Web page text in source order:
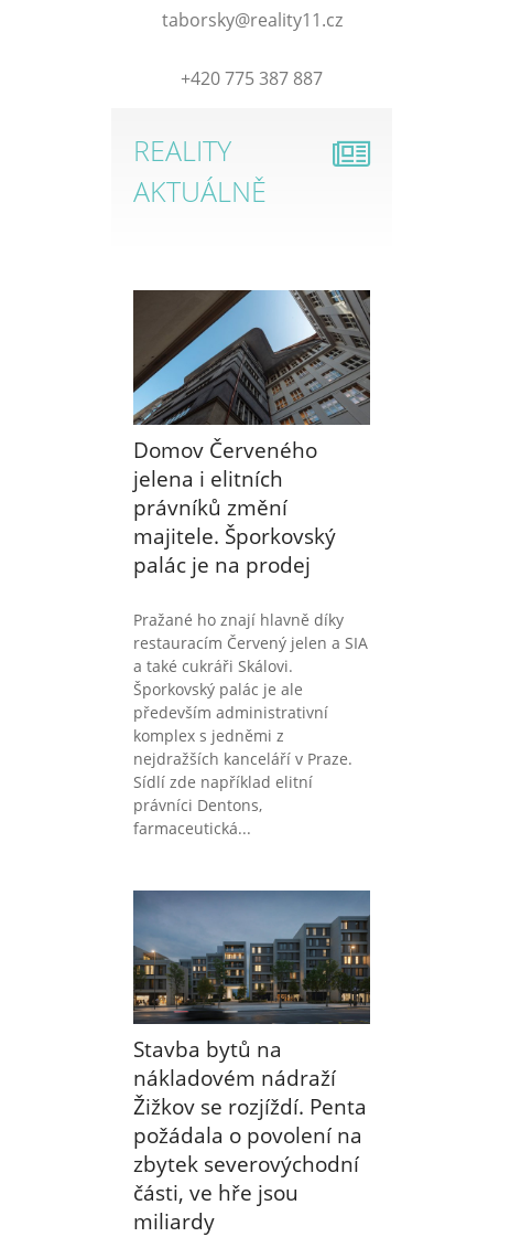
taborsky@reality11.cz
+420 775 387 887
REALITY
AKTUÁLNĚ
Domov Červeného
jelena i elitních
právníků změní
majitele. Šporkovský
palác je na prodej
Pražané ho znají hlavně díky
restauracím Červený jelen a SIA
a také cukráři Skálovi.
Šporkovský palác je ale
především administrativní
komplex s jedněmi z
nejdražších kanceláří v Praze.
Sídlí zde například elitní
právníci Dentons,
farmaceutická...
Stavba bytů na
nákladovém nádraží
Žižkov se rozjíždí. Penta
požádala o povolení na
zbytek severovýchodní
části, ve hře jsou
miliardy